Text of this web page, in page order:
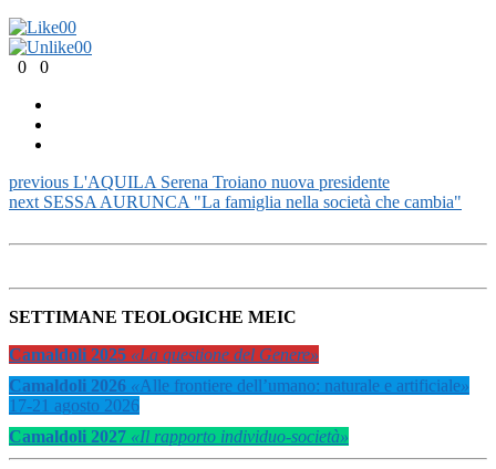
00
00
0
0
previous L'AQUILA Serena Troiano nuova presidente
next SESSA AURUNCA "La famiglia nella società che cambia"
SETTIMANE TEOLOGICHE MEIC
Camaldoli 2025 «La questione del Genere»
Camaldoli 2026 «Alle frontiere dell’umano: naturale e artificiale»
17-21 agosto 2026
Camaldoli 2027 «Il rapporto individuo-società»